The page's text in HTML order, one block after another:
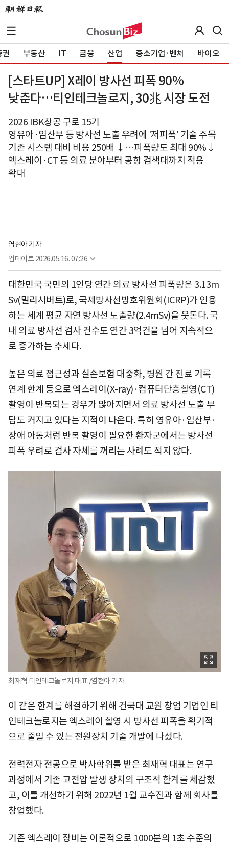
부동산 IT 금융 산업 중소기업·벤처 바이오
[스타트UP] X레이 방사선 피폭 90%
낮춘다…티인테크놀로지, 30兆 시장 도전
2026 IBK창공 구로 15기
영유아·임산부 등 방사선 노출 우려에 '저피폭' 기술 주목
기존 시스템 대비 비용 250배 ↓…피폭량도 최대 90%↓
엑스레이·CT 등 의료 분야부터 공항 검색대까지 적용
확대
염현아 기자
업데이트 2026.05.16. 07:26
대한민국 국민의 1인당 연간 의료 방사선 피폭량은 3.13m
Sv(밀리시버트)로, 국제방사선방호위원회(ICRP)가 인용
하는 세계 평균 자연 방사선 노출량(2.4mSv)을 웃돈다. 국
내 의료 방사선 검사 건수도 연간 3억건을 넘어 지속적으
로 증가하는 추세다.
높은 의료 접근성과 실손보험 대중화, 병원 간 진료 기록
연계 한계 등으로 엑스레이(X-ray)·컴퓨터단층촬영(CT)
촬영이 반복되는 경우가 많아지면서 의료 방사선 노출 부
담도 커지고 있다는 지적이 나온다. 특히 영유아·임산부·
장애 아동처럼 반복 촬영이 필요한 환자군에서는 방사선
피폭 우려로 검사 자체를 꺼리는 사례도 적지 않다.
최재혁 티인테크놀로지 대표./염현아 기자
이 같은 한계를 해결하기 위해 건국대 교원 창업 기업인 티
인테크놀로지는 엑스레이 촬영 시 방사선 피폭을 획기적
으로 줄일 수 있는 전원장치 기술 개발에 나섰다.
전력전자 전공으로 박사학위를 받은 최재혁 대표는 연구
과정에서 기존 고전압 발생 장치의 구조적 한계를 체감했
고, 이를 개선하기 위해 2022년 1월 교수진과 함께 회사를
창업했다.
기존 엑스레이 장비는 이론적으로 1000분의 1초 수준의